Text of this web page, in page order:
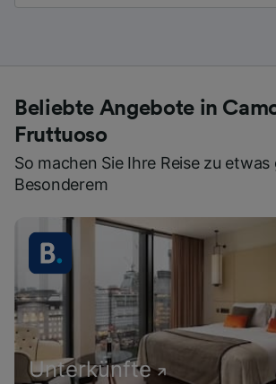
Beliebte Angebote in
Fruttuoso
So machen Sie Ihre Reise zu etwas
Besonderem
Unterkünfte